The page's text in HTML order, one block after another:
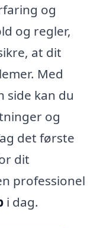
og
og regler,
at dit
Med
side kan du
og
det første
dit
professionel
i dag.